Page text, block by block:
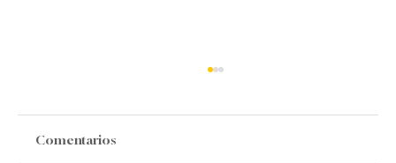
Comentarios